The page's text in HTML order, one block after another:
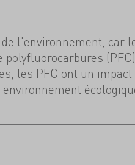
l'environnement, car
polyfluorocarbures
les PFC ont un